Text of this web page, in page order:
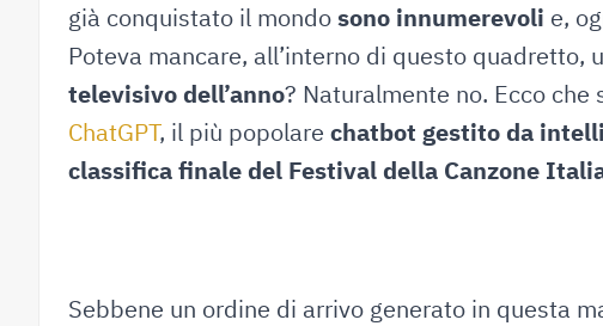
già conquistato il mondosono innumerevoli e,
Poteva mancare, all’interno di questo quadretto,
televisivo dell’anno? Naturalmente no. Ecco
ChatGPT, il più popolare chatbot gestito da
classifica finale del Festival della Canzone
Sebbene un ordine di arrivo generato in questa